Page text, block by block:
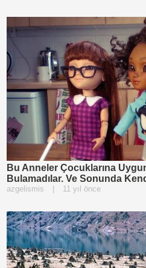
Bu Anneler Çocuklarına
Bulamadılar. Ve Sonunda
azgelismis 11 yıl önce